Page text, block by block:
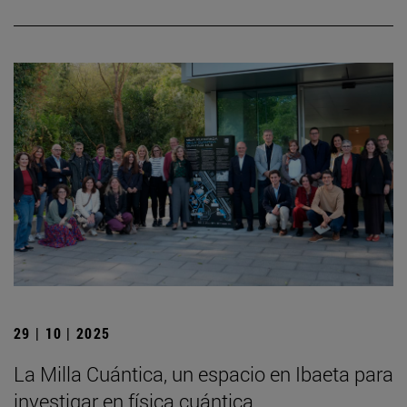
29 | 10 | 2025
La Milla Cuántica, un espacio en Ibaeta para
investigar en física cuántica